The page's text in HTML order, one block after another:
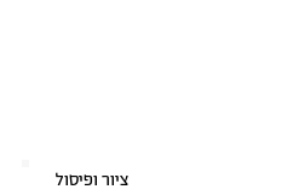
ציור ופיסול